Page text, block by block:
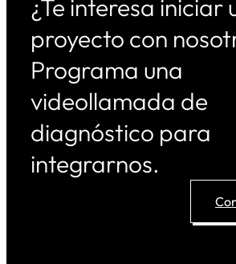
¿Te interesa iniciar
proyecto con
Programa una
videollamada de
diagnóstico para
integrarnos.